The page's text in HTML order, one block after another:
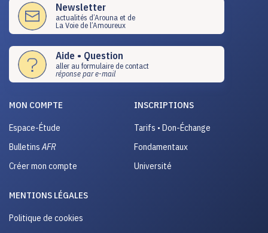
INSCRIPTIONS
Tarifs • Don-Échange
Fondamentaux
Université
MENTIONS LÉGALES
Politique de cookies
MON COMPTE
Espace-Étude
BulletinsAFR
Créer mon compte
Newsletter
actualités d’Arouna et de
La Voie de l’Amoureux
Aide • Question
aller au formulaire de contact
réponse par e-mail